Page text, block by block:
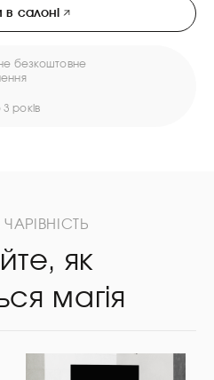
в салоні
безкоштовне
3 років
як
магія